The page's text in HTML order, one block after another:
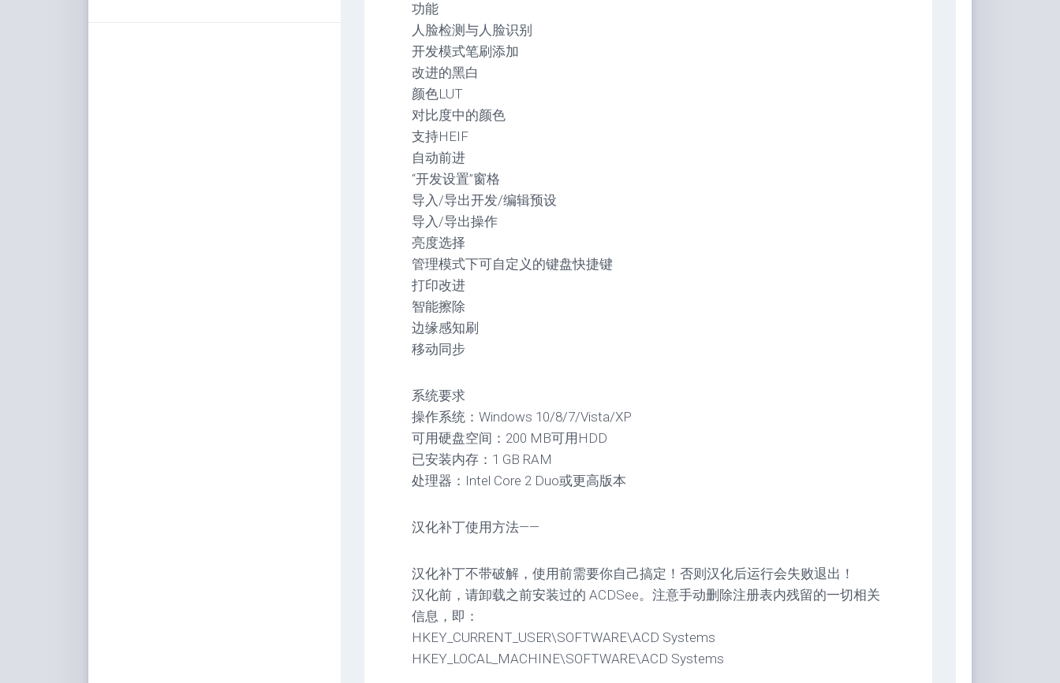
功能
人脸检测与人脸识别
开发模式笔刷添加
改进的黑白
颜色LUT
对比度中的颜色
支持HEIF
自动前进
“开发设置”窗格
导入/导出开发/编辑预设
导入/导出操作
亮度选择
管理模式下可自定义的键盘快捷键
打印改进
智能擦除
边缘感知刷
移动同步
系统要求
操作系统：Windows 10/8/7/Vista/XP
可用硬盘空间：200 MB可用HDD
已安装内存：1 GB RAM
处理器：Intel Core 2 Duo或更高版本
汉化补丁使用方法——
汉化补丁不带破解，使用前需要你自己搞定！否则汉化后运行会失败退出！
汉化前，请卸载之前安装过的 ACDSee。注意手动删除注册表内残留的一切相关
信息，即：
HKEY_CURRENT_USER\SOFTWARE\ACD Systems
HKEY_LOCAL_MACHINE\SOFTWARE\ACD Systems